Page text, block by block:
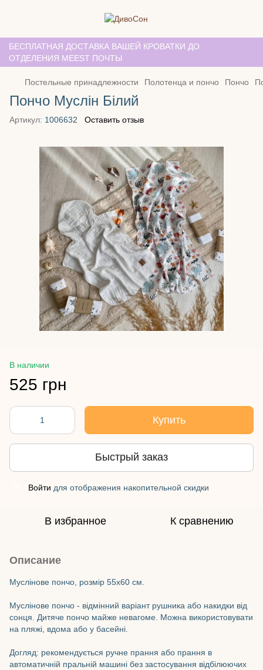
БЕСПЛАТНАЯ ДОСТАВКА ВАШЕЙ КРОВАТКИ ДО
ОТДЕЛЕНИЯ MEEST ПОЧТЫ
Постельные принадлежности Полотенца и пончо Пончо
Пончо Муслін Білий
Артикул: 1006632 Оставить отзыв
В наличии
525 грн
Купить
Быстрый заказ
Войти для отображения накопительной скидки
В избранное К сравнению
Описание
Муслінове пончо, розмір 55х60 см.
Муслінове пончо - відмінний варіант рушника або накидки від
сонця. Дитяче пончо майже невагоме. Можна використовувати
на пляжі, вдома або у басейні.
Догляд: рекомендується ручне прання або прання в
автоматичній пральній машині без застосування відбілюючих